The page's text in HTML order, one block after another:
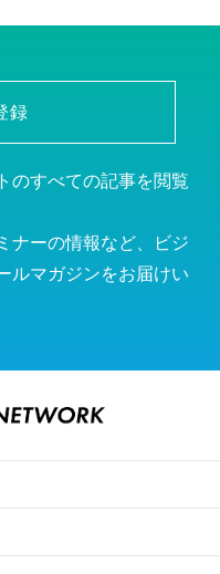
録
のすべての記事を閲覧
ナーの情報など、ビジ
ルマガジンをお届けい